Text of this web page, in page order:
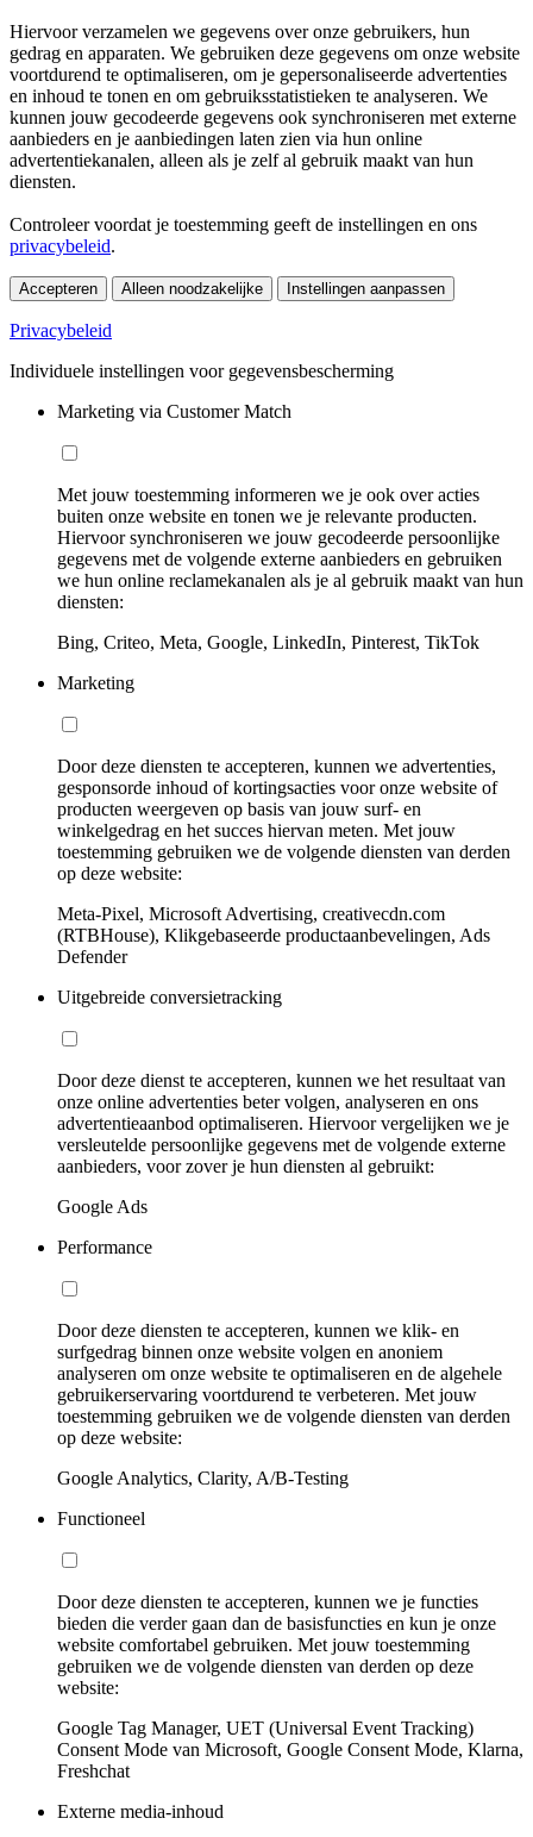
Hiervoor verzamelen we gegevens over onze gebruikers, hun
gedrag en apparaten. We gebruiken deze gegevens om onze website
voortdurend te optimaliseren, om je gepersonaliseerde advertenties
en inhoud te tonen en om gebruiksstatistieken te analyseren. We
kunnen jouw gecodeerde gegevens ook synchroniseren met externe
aanbieders en je aanbiedingen laten zien via hun online
advertentiekanalen, alleen als je zelf al gebruik maakt van hun
diensten.
Controleer voordat je toestemming geeft de instellingen en ons
privacybeleid.
Accepteren Alleen noodzakelijke Instellingen aanpassen
Privacybeleid
Individuele instellingen voor gegevensbescherming
Marketing via Customer Match
Met jouw toestemming informeren we je ook over acties
buiten onze website en tonen we je relevante producten.
Hiervoor synchroniseren we jouw gecodeerde persoonlijke
gegevens met de volgende externe aanbieders en gebruiken
we hun online reclamekanalen als je al gebruik maakt van hun
diensten:
Bing, Criteo, Meta, Google, LinkedIn, Pinterest, TikTok
Marketing
Door deze diensten te accepteren, kunnen we advertenties,
gesponsorde inhoud of kortingsacties voor onze website of
producten weergeven op basis van jouw surf- en
winkelgedrag en het succes hiervan meten. Met jouw
toestemming gebruiken we de volgende diensten van derden
op deze website:
Meta-Pixel, Microsoft Advertising, creativecdn.com
(RTBHouse), Klikgebaseerde productaanbevelingen, Ads
Defender
Uitgebreide conversietracking
Door deze dienst te accepteren, kunnen we het resultaat van
onze online advertenties beter volgen, analyseren en ons
advertentieaanbod optimaliseren. Hiervoor vergelijken we je
versleutelde persoonlijke gegevens met de volgende externe
aanbieders, voor zover je hun diensten al gebruikt:
Google Ads
Performance
Door deze diensten te accepteren, kunnen we klik- en
surfgedrag binnen onze website volgen en anoniem
analyseren om onze website te optimaliseren en de algehele
gebruikerservaring voortdurend te verbeteren. Met jouw
toestemming gebruiken we de volgende diensten van derden
op deze website:
Google Analytics, Clarity, A/B-Testing
Functioneel
Door deze diensten te accepteren, kunnen we je functies
bieden die verder gaan dan de basisfuncties en kun je onze
website comfortabel gebruiken. Met jouw toestemming
gebruiken we de volgende diensten van derden op deze
website:
Google Tag Manager, UET (Universal Event Tracking)
Consent Mode van Microsoft, Google Consent Mode, Klarna,
Freshchat
Externe media-inhoud